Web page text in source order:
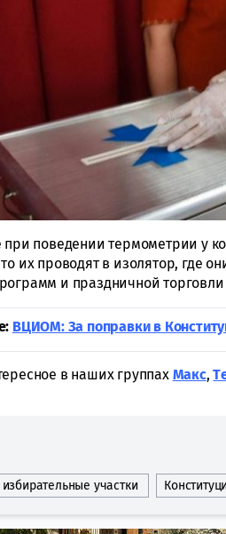
при поведении термометрии у
их проводят в изолятор, где
и праздничной
ВЦИОМ: За поправки в
в наших группах Макс,
избирательные участки